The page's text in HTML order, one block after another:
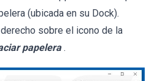
(ubicada en su Dock).
sobre el icono de la
papelera .